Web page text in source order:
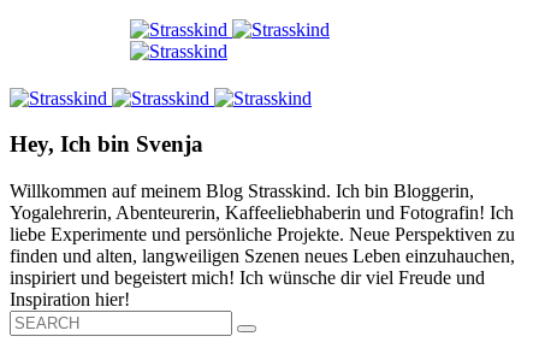
Hey, Ich bin Svenja
Willkommen auf meinem Blog Strasskind. Ich bin Bloggerin,
Yogalehrerin, Abenteurerin, Kaffeeliebhaberin und Fotografin! Ich
liebe Experimente und persönliche Projekte. Neue Perspektiven zu
finden und alten, langweiligen Szenen neues Leben einzuhauchen,
inspiriert und begeistert mich! Ich wünsche dir viel Freude und
Inspiration hier!